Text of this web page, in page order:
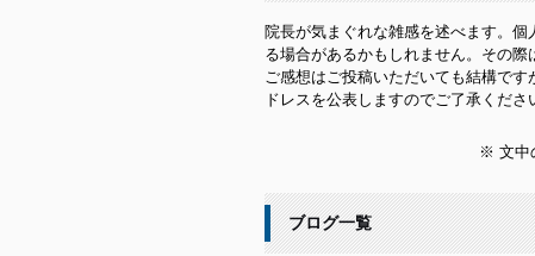
院長が気まぐれな雑感を述べます。
る場合があるかもしれません。その際
ご感想はご投稿いただいても結構で
ドレスを公表しますのでご了承くださ
※ 文中
ブログ一覧